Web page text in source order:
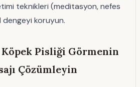
teknikleri (meditasyon, nefes
dengeyi koruyun.
Köpek Pisliği Görmenin
Çözümleyin